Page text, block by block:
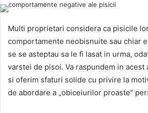
Multi proprietari considera ca pisicile
comportamente neobisnuite sau chiar
se se asteptau sa le fi lasat in urma,
varstei de pisoi. Va raspundem in
si oferim sfaturi solide cu privire la
de abordare a „obiceiurilor proaste”